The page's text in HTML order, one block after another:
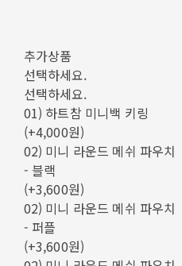
추가상품
선택하세요.
선택하세요.
01) 하트참 미니백 키링
(+4,000원)
02) 미니 라운드 메쉬 파우치
- 블랙
(+3,600원)
02) 미니 라운드 메쉬 파우치
- 퍼플
(+3,600원)